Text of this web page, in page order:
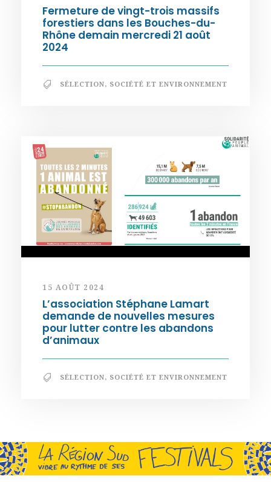
Fermeture de vingt-trois massifs
forestiers dans les Bouches-du-
Rhône demain mercredi 21 août
2024
SÉLECTION, SOCIÉTÉ ET ENVIRONNEMENT
15 AOÛT 2024
L’association Stéphane Lamart
demande de nouvelles mesures
pour lutter contre les abandons
d’animaux
SÉLECTION, SOCIÉTÉ ET ENVIRONNEMENT